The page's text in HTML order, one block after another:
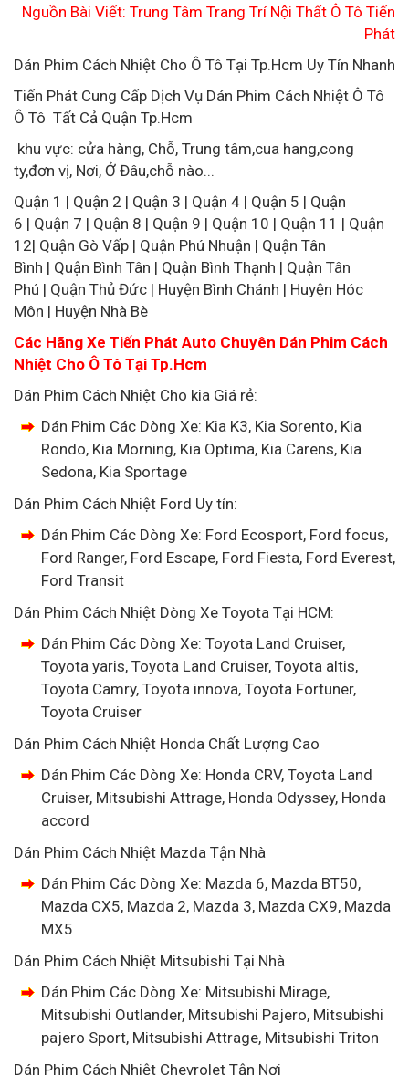
Nguồn Bài Viết: Trung Tâm Trang Trí Nội Thất Ô Tô Tiến
Phát
Dán Phim Cách Nhiệt Cho Ô Tô Tại Tp.Hcm Uy Tín Nhanh
Tiến Phát Cung Cấp Dịch Vụ Dán Phim Cách Nhiệt Ô Tô
Ô Tô Tất Cả Quận Tp.Hcm
khu vực: cửa hàng, Chỗ, Trung tâm,cua hang,cong
ty,đơn vị, Nơi, Ở Đâu,chỗ nào...
Quận 1 | Quận 2 | Quận 3 | Quận 4 | Quận 5 | Quận
6 | Quận 7 | Quận 8 | Quận 9 | Quận 10 | Quận 11 | Quận
12| Quận Gò Vấp | Quận Phú Nhuận | Quận Tân
Bình | Quận Bình Tân | Quận Bình Thạnh | Quận Tân
Phú | Quận Thủ Đức | Huyện Bình Chánh | Huyện Hóc
Môn | Huyện Nhà Bè
Các Hãng Xe Tiến Phát Auto Chuyên Dán Phim Cách
Nhiệt Cho Ô Tô Tại Tp.Hcm
Dán Phim Cách Nhiệt Cho kia Giá rẻ:
Dán Phim Các Dòng Xe: Kia K3, Kia Sorento, Kia
Rondo, Kia Morning, Kia Optima, Kia Carens, Kia
Sedona, Kia Sportage
Dán Phim Cách Nhiệt Ford Uy tín:
Dán Phim Các Dòng Xe: Ford Ecosport, Ford focus,
Ford Ranger, Ford Escape, Ford Fiesta, Ford Everest,
Ford Transit
Dán Phim Cách Nhiệt Dòng Xe Toyota Tại HCM:
Dán Phim Các Dòng Xe: Toyota Land Cruiser,
Toyota yaris, Toyota Land Cruiser, Toyota altis,
Toyota Camry, Toyota innova, Toyota Fortuner,
Toyota Cruiser
Dán Phim Cách Nhiệt Honda Chất Lượng Cao
Dán Phim Các Dòng Xe: Honda CRV, Toyota Land
Cruiser, Mitsubishi Attrage, Honda Odyssey, Honda
accord
Dán Phim Cách Nhiệt Mazda Tận Nhà
Dán Phim Các Dòng Xe: Mazda 6, Mazda BT50,
Mazda CX5, Mazda 2, Mazda 3, Mazda CX9, Mazda
MX5
Dán Phim Cách Nhiệt Mitsubishi Tại Nhà
Dán Phim Các Dòng Xe: Mitsubishi Mirage,
Mitsubishi Outlander, Mitsubishi Pajero, Mitsubishi
pajero Sport, Mitsubishi Attrage, Mitsubishi Triton
Dán Phim Cách Nhiệt Chevrolet Tận Nơi